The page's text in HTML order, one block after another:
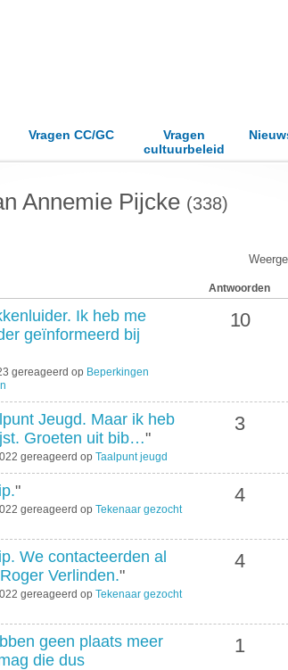
Vragen CC/GC
Vragen
cultuurbeleid
Annemie Pijcke (338)
Antwoorden
Ik heb me
geïnformeerd bij
gereageerd op Beperkingen
10
Jeugd. Maar ik heb
Groeten uit bib…"
gereageerd op Taalpunt jeugd
3
"
gereageerd op Tekenaar gezocht
4
We contacteerden al
Verlinden."
gereageerd op Tekenaar gezocht
4
geen plaats meer
die dus
1